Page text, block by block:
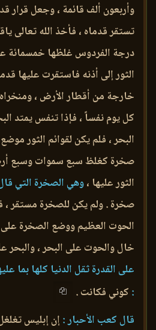
وأربعون ألف قائمة ، وجعل قرار
تستقر قدماه ، فأخذ الله تعالى
درجة الفردوس غلظها خمسمائة
الثور إلى أذنه فاستقرت عليها
خارجة من أقطار الأرض ،
كل يوم نفساً ، فإذا تنفس يمتد
البحر ، فلم يكن لقوائم الثور
صخرة كغلظ سبع سموات وسبع
الثور عليها ،وهي الصخرة التي
صخرة . ولم يكن للصخرة مستقر ،
الحوت العظيم ووضع الصخرة
خال والحوت على البحر ، والبحر
على القدرة ثقل الدنيا كلها بما
: كوني فكانت .
قال كعب الأحبار :إن إبليس